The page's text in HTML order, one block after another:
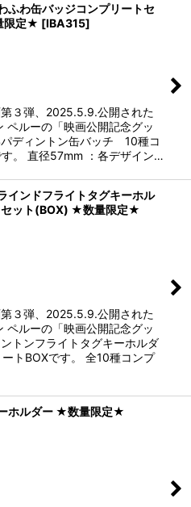
ふわ缶バッジコンプリートセ
限定★ [IBA315]
３弾、2025.5.9.公開された
ペルーの「映画公開記念グッ
パディントン缶バッチ 10種コ
す。 直径57mm ：各デザイン…
インドフライトタグキーホル
セット(BOX) ★数量限定★
３弾、2025.5.9.公開された
ペルーの「映画公開記念グッ
トンフライトタグキーホルダ
トBOXです。 全10種コンプ
ホルダー ★数量限定★